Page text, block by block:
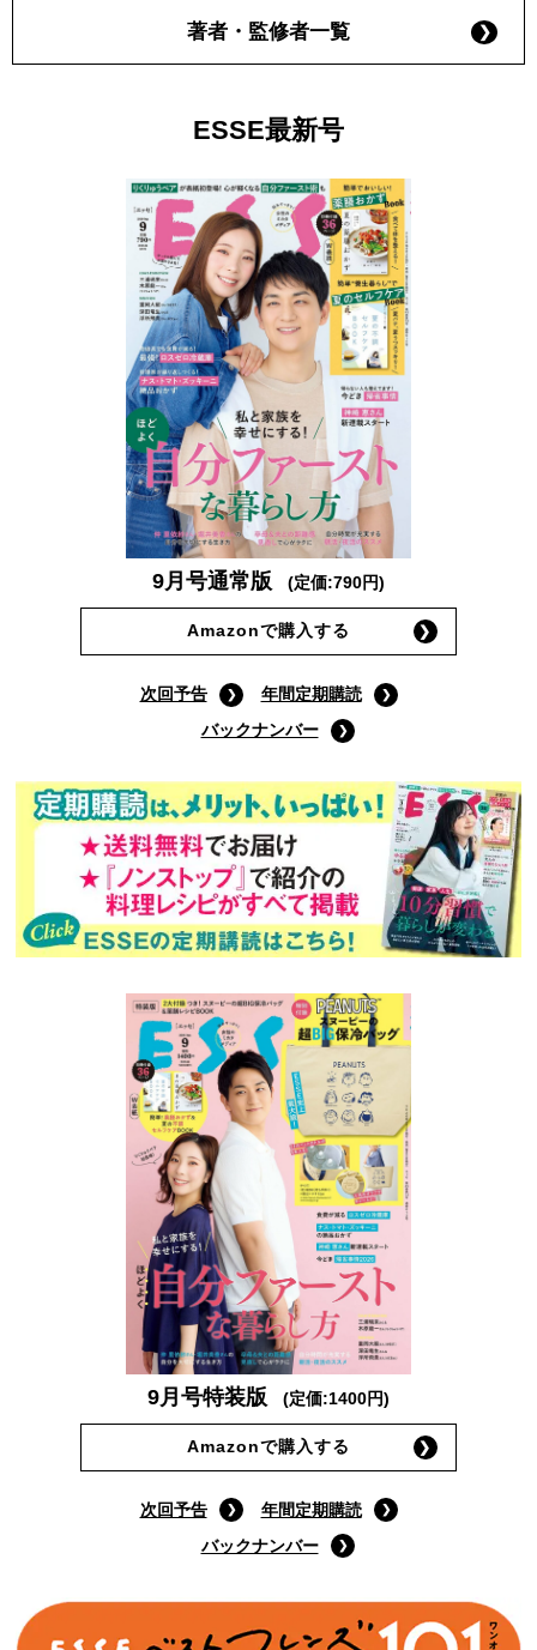
著者・監修者一覧
ESSE最新号
9月号通常版 (定価:790円)
Amazonで購入する
次回予告
年間定期購読
バックナンバー
9月号特装版 (定価:1400円)
Amazonで購入する
次回予告
年間定期購読
バックナンバー